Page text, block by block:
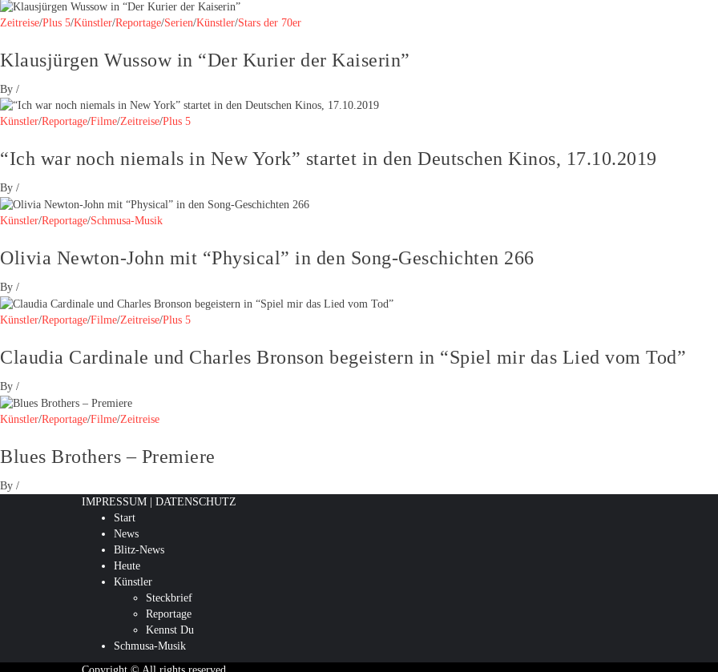
Zeitreise/Plus 5/Künstler/Reportage/Serien/Künstler/Stars der 70er
Klausjürgen Wussow in “Der Kurier der Kaiserin”
By /
Künstler/Reportage/Filme/Zeitreise/Plus 5
“Ich war noch niemals in New York” startet in den Deutschen Kinos, 17.10.2019
By /
Künstler/Reportage/Schmusa-Musik
Olivia Newton-John mit “Physical” in den Song-Geschichten 266
By /
Künstler/Reportage/Filme/Zeitreise/Plus 5
Claudia Cardinale und Charles Bronson begeistern in “Spiel mir das Lied vom Tod”
By /
Künstler/Reportage/Filme/Zeitreise
Blues Brothers – Premiere
By /
IMPRESSUM
DATENSCHUTZ
Start
News
Blitz-News
Heute
Künstler
Steckbrief
Reportage
Kennst Du
Schmusa-Musik